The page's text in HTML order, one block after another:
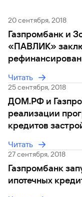
закон №115-
Как не
попасться
Помощь по
действующему
кредиту
страхование
карты
онлайн
Вклады
клиент
Дистанционные
сервисы
клиентом
Газпромбанка
онлайн
Открытый
курсов
валют и
металлов
Быстрый
юридических
Документы
для
счета
Быстрый
по
сайту
Вклады
20 сентября, 2018
Газпромбанк и
«ПАВЛИК»
Читать
25 сентября, 2018
ДОМ.РФ и
реализации
кредитов
Читать
27 сентября, 2018
Газпромбанк
ипотечных